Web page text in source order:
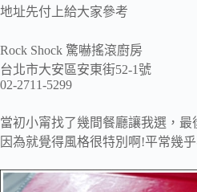
地址先付上給大家參考
Rock Shock 驚嚇搖滾廚房
台北市大安區安東街52-1號
02-2711-5299
當初小甯找了幾間餐廳讓我選，最
因為就覺得風格很特別啊!平常幾